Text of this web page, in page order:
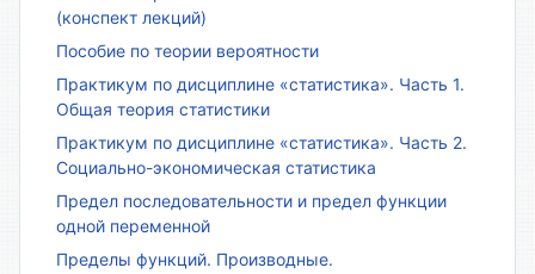
(конспект лекций)
Пособие по теории вероятности
Практикум по дисциплине «статистика». Часть 1.
Общая теория статистики
Практикум по дисциплине «статистика». Часть 2.
Социально-экономическая статистика
Предел последовательности и предел функции
одной переменной
Пределы функций. Производные.